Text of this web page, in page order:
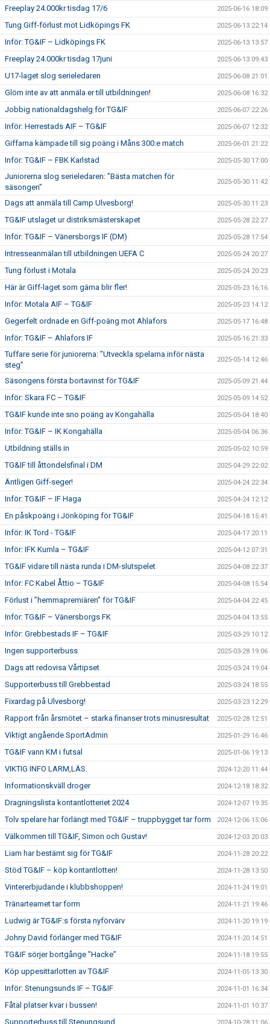
Freeplay 24.000kr tisdag 17/6 2025-06-16 18:09
Tung Giff-förlust mot Lidköpings FK 2025-06-13 22:14
Inför: TG&IF – Lidköpings FK 2025-06-13 13:57
Freeplay 24.000kr tisdag 17juni 2025-06-13 09:43
U17-laget slog serieledaren 2025-06-08 21:01
Glöm inte av att anmäla er till utbildningen! 2025-06-08 16:32
Jobbig nationaldagshelg för TG&IF 2025-06-07 22:26
Inför: Herrestads AIF – TG&IF 2025-06-07 12:32
Giffarna kämpade till sig poäng i Måns 300:e match 2025-06-01 21:22
Inför: TG&IF – FBK Karlstad 2025-05-30 17:00
Juniorerna slog serieledaren: ”Bästa matchen för
säsongen”
2025-05-30 11:42
Dags att anmäla till Camp Ulvesborg! 2025-05-30 11:23
TG&IF utslaget ur distriksmästerskapet 2025-05-28 22:27
Inför: TG&IF – Vänersborgs IF (DM) 2025-05-28 17:54
Intresseanmälan till utbildningen UEFA C 2025-05-24 20:27
Tung förlust i Motala 2025-05-24 20:23
Här är Giff-laget som gärna blir fler! 2025-05-23 16:16
Inför: Motala AIF – TG&IF 2025-05-23 14:12
Gegerfelt ordnade en Giff-poäng mot Ahlafors 2025-05-17 16:48
Inför: TG&IF – Ahlafors IF 2025-05-16 21:33
Tuffare serie för juniorerna: ”Utveckla spelarna inför nästa
steg”
2025-05-14 12:46
Säsongens första bortavinst för TG&IF 2025-05-09 21:44
Inför: Skara FC – TG&IF 2025-05-09 14:52
TG&IF kunde inte sno poäng av Kongahälla 2025-05-04 18:40
Inför: TG&IF – IK Kongahälla 2025-05-04 06:36
Utbildning ställs in 2025-05-02 10:59
TG&IF till åttondelsfinal i DM 2025-04-29 22:02
Äntligen Giff-seger! 2025-04-24 22:34
Inför: TG&IF – IF Haga 2025-04-24 12:12
En påskpoäng i Jönköping för TG&IF 2025-04-18 15:41
Inför: IK Tord - TG&IF 2025-04-17 20:11
Inför: IFK Kumla – TG&IF 2025-04-12 07:31
TG&IF vidare till nästa runda i DM-slutspelet 2025-04-08 22:37
Inför: FC Kabel Åttio – TG&IF 2025-04-08 15:54
Förlust i ”hemmapremiären” för TG&IF 2025-04-04 22:45
Inför: TG&IF – Vänersborgs FK 2025-04-04 13:55
Inför: Grebbestads IF – TG&IF 2025-03-29 10:12
Ingen supporterbuss 2025-03-28 19:06
Dags att redovisa Vårtipset 2025-03-24 19:04
Supporterbuss till Grebbestad 2025-03-24 18:55
Fixardag på Ulvesborg! 2025-03-23 12:29
Rapport från årsmötet – starka finanser trots minusresultat 2025-02-28 12:51
Viktigt angående SportAdmin 2025-01-29 16:46
TG&IF vann KM i futsal 2025-01-06 19:13
VIKTIG INFO LARM,LÄS. 2024-12-20 11:44
Informationskväll droger 2024-12-18 18:32
Dragningslista kontantlotteriet 2024 2024-12-07 19:35
Tolv spelare har förlängt med TG&IF – truppbygget tar form 2024-12-06 15:06
Välkommen till TG&IF, Simon och Gustav! 2024-12-03 20:03
Liam har bestämt sig för TG&IF 2024-11-28 20:22
Stöd TG&IF – köp kontantlotten! 2024-11-28 13:50
Vintererbjudande i klubbshoppen! 2024-11-24 19:01
Tränarteamet tar form 2024-11-21 19:46
Ludwig är TG&IF:s första nyförvärv 2024-11-20 19:19
Johny David förlänger med TG&IF 2024-11-20 14:51
TG&IF sörjer bortgånge ”Hacke” 2024-11-18 19:55
Köp uppesittarlotten av TG&IF 2024-11-05 13:30
Inför: Stenungsunds IF – TG&IF 2024-11-01 16:34
Fåtal platser kvar i bussen! 2024-11-01 10:37
Supporterbuss till Stenungsund